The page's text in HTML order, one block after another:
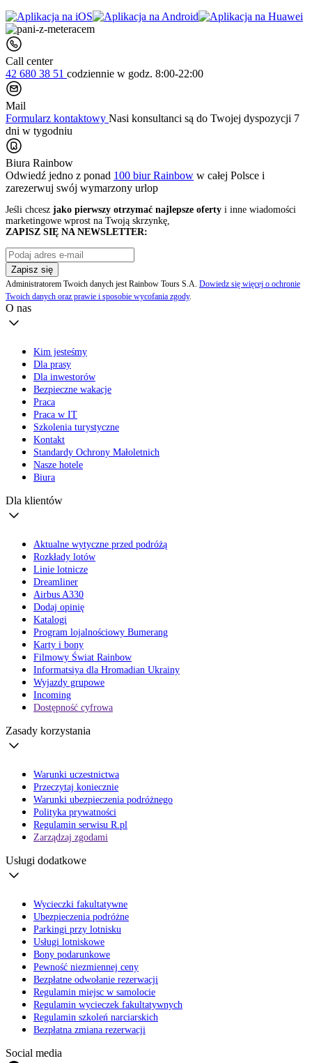
Call center
42 680 38 51 codziennie w godz. 8:00-22:00
Mail
Formularz kontaktowy Nasi konsultanci są do Twojej dyspozycji 7
dni w tygodniu
Biura Rainbow
Odwiedź jedno z ponad 100 biur Rainbow w całej Polsce i
zarezerwuj swój wymarzony urlop
Jeśli chcesz jako pierwszy otrzymać najlepsze oferty i inne wiadomości
marketingowe wprost na Twoją skrzynkę,
ZAPISZ SIĘ NA NEWSLETTER:
Zapisz się
Administratorem Twoich danych jest Rainbow Tours S.A. Dowiedz się więcej o ochronie
Twoich danych oraz prawie i sposobie wycofania zgody.
O nas
Kim jesteśmy
Dla prasy
Dla inwestorów
Bezpieczne wakacje
Praca
Praca w IT
Szkolenia turystyczne
Kontakt
Standardy Ochrony Małoletnich
Nasze hotele
Biura
Dla klientów
Aktualne wytyczne przed podróżą
Rozkłady lotów
Linie lotnicze
Dreamliner
Airbus A330
Dodaj opinię
Katalogi
Program lojalnościowy Bumerang
Karty i bony
Filmowy Świat Rainbow
Informatsiya dla Hromadian Ukrainy
Wyjazdy grupowe
Incoming
Dostępność cyfrowa
Zasady korzystania
Warunki uczestnictwa
Przeczytaj koniecznie
Warunki ubezpieczenia podróżnego
Polityka prywatności
Regulamin serwisu R.pl
Zarządzaj zgodami
Usługi dodatkowe
Wycieczki fakultatywne
Ubezpieczenia podróżne
Parkingi przy lotnisku
Usługi lotniskowe
Bony podarunkowe
Pewność niezmiennej ceny
Bezpłatne odwołanie rezerwacji
Regulamin miejsc w samolocie
Regulamin wycieczek fakultatywnych
Regulamin szkoleń narciarskich
Bezpłatna zmiana rezerwacji
Social media